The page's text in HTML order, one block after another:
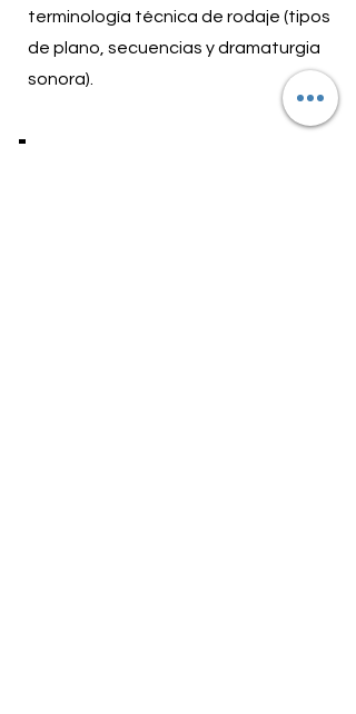
terminología técnica de rodaje (tipos
de plano, secuencias y dramaturgia
sonora).